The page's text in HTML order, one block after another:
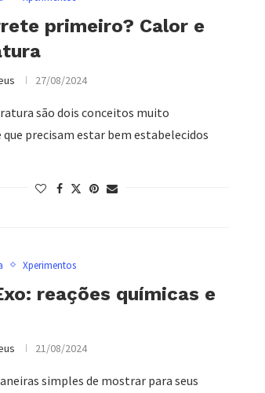
primeiro? Calor e
27/08/2024
são dois conceitos muito
precisam estar bem estabelecidos
Xperimentos
reações químicas e
21/08/2024
simples de mostrar para seus